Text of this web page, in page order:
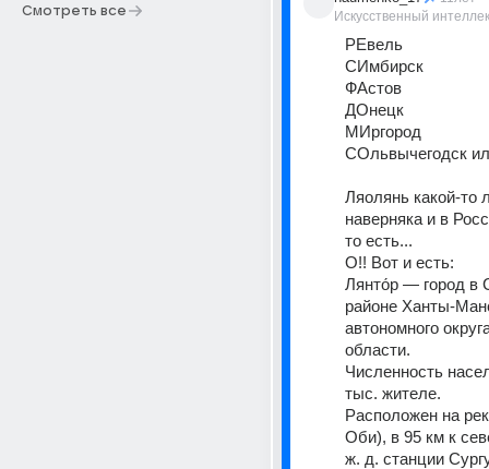
Смотреть все Искусственный
РЕвель
СИмбирск
ФАстов
ДОнецк
МИргород
СОльвычегодск
Ляолянь какой-то
наверняка и в
то есть...
О!! Вот и есть:
Лянто́р — город в
районе Ханты-
автономного
области.
Численность
тыс. жителе.
Расположен на
Оби), в 95 км к
ж. д. станции